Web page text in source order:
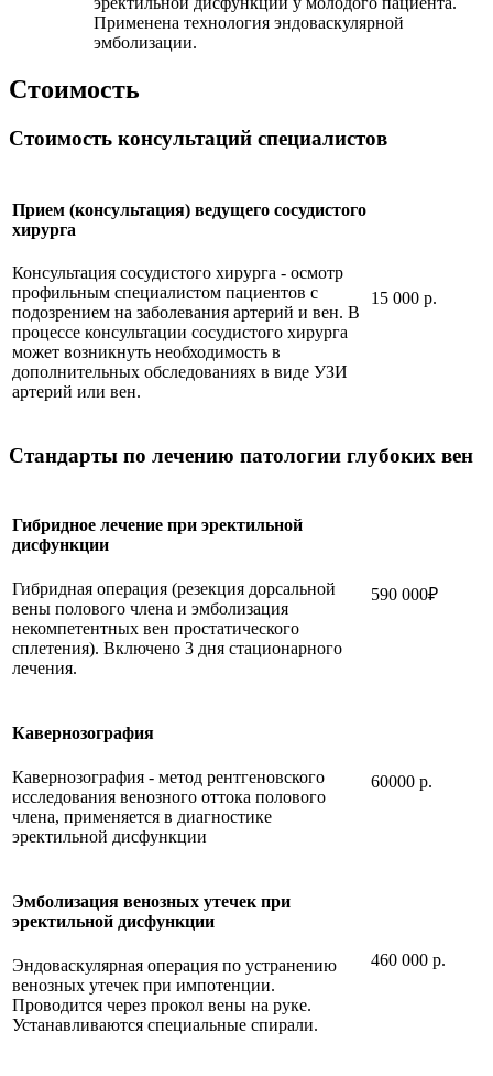
Применена технология эндоваскулярной
эмболизации.
Стоимость
Стоимость консультаций специалистов
Прием (консультация) ведущего сосудистого
хирурга
Консультация сосудистого хирурга - осмотр
профильным специалистом пациентов с
подозрением на заболевания артерий и вен. В
процессе консультации сосудистого хирурга
может возникнуть необходимость в
дополнительных обследованиях в виде УЗИ
артерий или вен.
15 000 р.
Стандарты по лечению патологии глубоких вен
Гибридное лечение при эректильной
дисфункции
Гибридная операция (резекция дорсальной
вены полового члена и эмболизация
некомпетентных вен простатического
сплетения). Включено 3 дня стационарного
лечения.
590 000₽
Кавернозография
Кавернозография - метод рентгеновского
исследования венозного оттока полового
члена, применяется в диагностике
эректильной дисфункции
60000 р.
Эмболизация венозных утечек при
эректильной дисфункции
Эндоваскулярная операция по устранению
венозных утечек при импотенции.
Проводится через прокол вены на руке.
Устанавливаются специальные спирали.
460 000 р.